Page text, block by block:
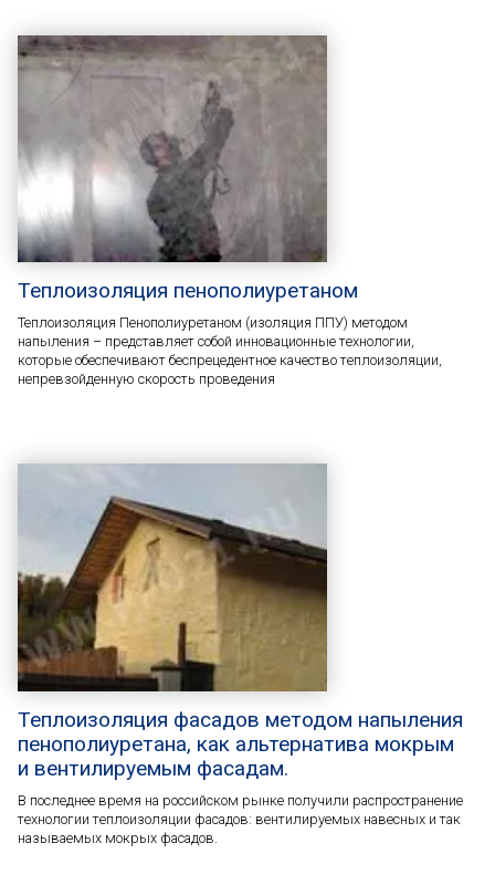
Теплоизоляция пенополиуретаном
Теплоизоляция Пенополиуретаном (изоляция ППУ) методом
напыления – представляет собой инновационные технологии,
которые обеспечивают беспрецедентное качество теплоизоляции,
непревзойденную скорость проведения
Теплоизоляция фасадов методом напыления
пенополиуретана, как альтернатива мокрым
и вентилируемым фасадам.
В последнее время на российском рынке получили распространение
технологии теплоизоляции фасадов: вентилируемых навесных и так
называемых мокрых фасадов.